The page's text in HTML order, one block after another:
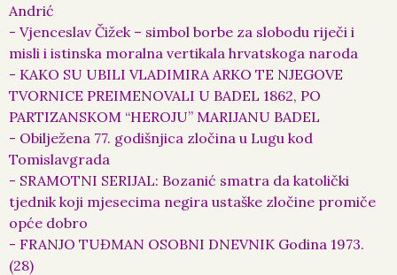
Andrić
- Vjenceslav Čižek – simbol borbe za slobodu riječi i
misli i istinska moralna vertikala hrvatskoga naroda
- KAKO SU UBILI VLADIMIRA ARKO TE NJEGOVE
TVORNICE PREIMENOVALI U BADEL 1862, PO
PARTIZANSKOM “HEROJU” MARIJANU BADEL
- Obilježena 77. godišnjica zločina u Lugu kod
Tomislavgrada
- SRAMOTNI SERIJAL: Bozanić smatra da katolički
tjednik koji mjesecima negira ustaške zločine promiče
opće dobro
- FRANJO TUĐMAN OSOBNI DNEVNIK Godina 1973.
(28)